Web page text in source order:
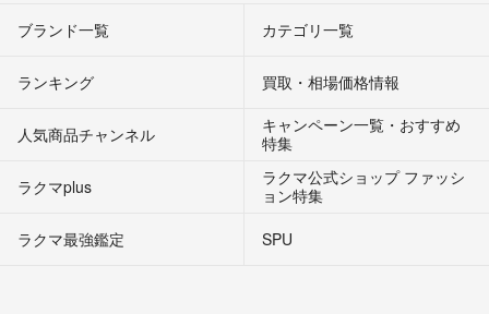
ブランド一覧 カテゴリ一覧
ランキング 買取・相場価格情報
人気商品チャンネル
キャンペーン一覧・おすすめ
特集
ラクマplus
ラクマ公式ショップ ファッシ
ョン特集
ラクマ最強鑑定
SPU